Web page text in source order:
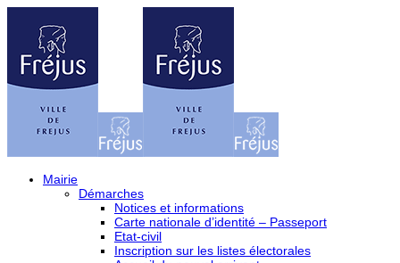
Mairie
Démarches
Notices et informations
Carte nationale d’identité – Passeport
Etat-civil
Inscription sur les listes électorales